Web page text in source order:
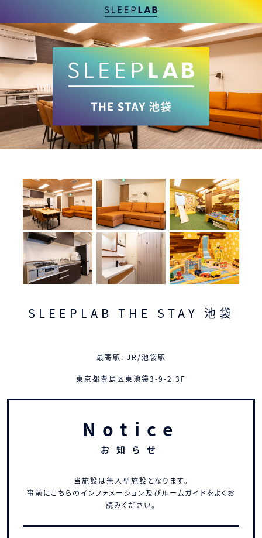
SLEEPLAB
SLEEPLAB THE
STAY 池袋
SLEEPLAB THE STAY 池袋
最寄駅: JR/池袋駅
東京都豊島区東池袋3-9-2 3F
Notice
お知らせ
当施設は無人型施設となります。
事前にこちらのインフォメーション及びルームガイドをよくお
読みください。